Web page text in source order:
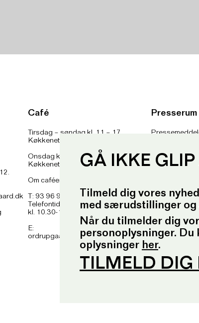
Café
Tirsdag – søndag kl. 11 – 17
Køkkenet lukker kl. 16
Onsdag kl. 11 – 21
Køkkenet lukker kl. 20
Om caféen
T: 93 96 99 61
Telefontid: Tirsdag – fredag
kl. 10.30-12.30 og kl. 16.30-17.30
E:
ordrupgaard.mondrups@outlook.dk
Presserum
Fotobestilling
GÅ IKKE GLIP
Tilmeld dig vores
med særudstillinger og
Når du tilmelder dig
personoplysninger.
oplysninger her.
TILMELD DIG